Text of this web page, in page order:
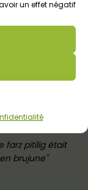
un effet négatif
farz pitilig était
brujune